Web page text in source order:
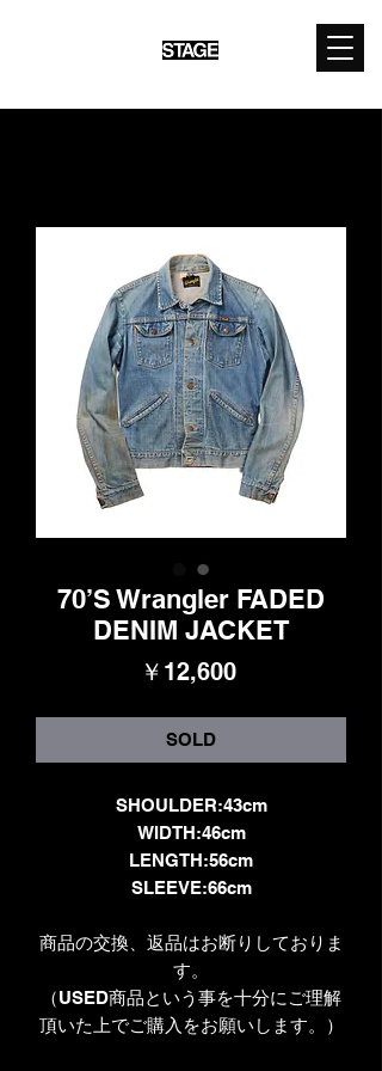
70’S Wrangler FADED
DENIM JACKET
￥12,600価
SOLD
SHOULDER:43cm
WIDTH:46cm
LENGTH:56cm
SLEEVE:66cm
商品の交換、返品はお断りしておりま
す。
（USED商品という事を十分にご理解
頂いた上でご購入をお願いします。）